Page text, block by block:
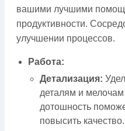
вашими лучшими
продуктивности.
улучшении процессов.
Работа:
Детализация:
деталям и
дотошность
повысить